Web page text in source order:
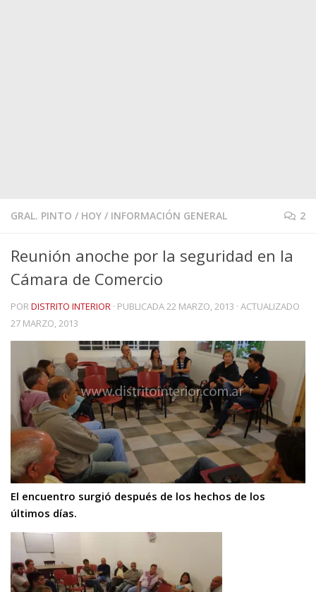
GRAL. PINTO / HOY / INFORMACIÓN GENERAL 2
Reunión anoche por la seguridad en la
Cámara de Comercio
PORDISTRITO INTERIOR · PUBLICADA22 MARZO, 2013 · ACTUALIZADO
27 MARZO, 2013
El encuentro surgió después de los hechos de los
últimos días.